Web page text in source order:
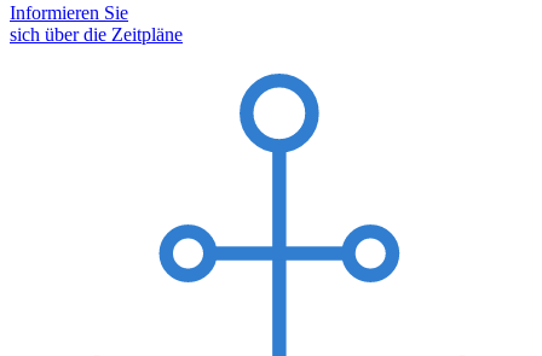
Informieren Sie
sich über die Zeitpläne